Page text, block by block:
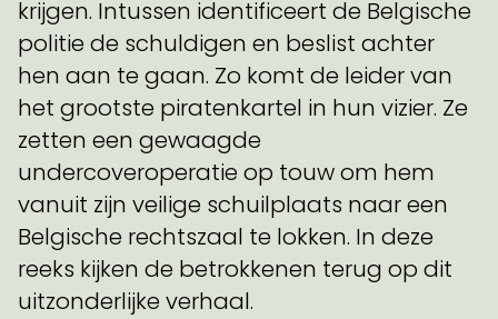
krijgen. Intussen identificeert de Belgische
politie de schuldigen en beslist achter
hen aan te gaan. Zo komt de leider van
het grootste piratenkartel in hun vizier. Ze
zetten een gewaagde
undercoveroperatie op touw om hem
vanuit zijn veilige schuilplaats naar een
Belgische rechtszaal te lokken. In deze
reeks kijken de betrokkenen terug op dit
uitzonderlijke verhaal.